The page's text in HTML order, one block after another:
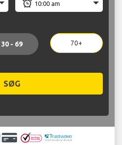
30 - 69 70+
SØG